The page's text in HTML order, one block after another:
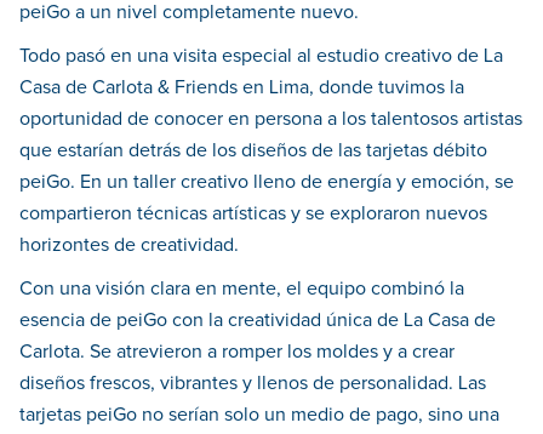
peiGo a un nivel completamente nuevo.
Todo pasó en una visita especial al estudio creativo de La
Casa de Carlota & Friends en Lima, donde tuvimos la
oportunidad de conocer en persona a los talentosos artistas
que estarían detrás de los diseños de las tarjetas débito
peiGo. En un taller creativo lleno de energía y emoción, se
compartieron técnicas artísticas y se exploraron nuevos
horizontes de creatividad.
Con una visión clara en mente, el equipo combinó la
esencia de peiGo con la creatividad única de La Casa de
Carlota. Se atrevieron a romper los moldes y a crear
diseños frescos, vibrantes y llenos de personalidad. Las
tarjetas peiGo no serían solo un medio de pago, sino una